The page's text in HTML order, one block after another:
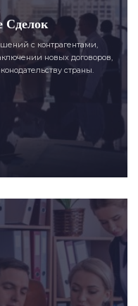
Сделок
с контрагентами,
новых договоров,
страны.